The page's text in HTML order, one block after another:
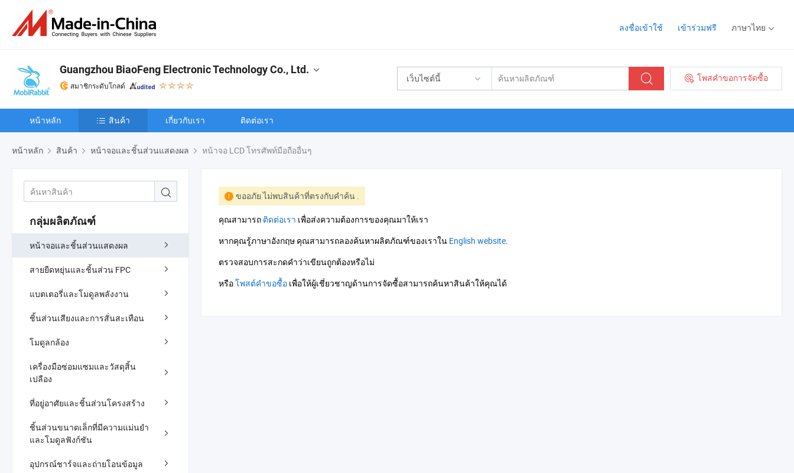
ลงชื่อเข้าใช้ เข้าร่วมฟรี ภาษาไทย
เว็บไซต์นี้ โพสคำขอการจัดซื้อ
Guangzhou BiaoFeng Electronic Technology Co., Ltd.
สมาชิกระดับโกลด์
หน้าหลัก สินค้า เกี่ยวกับเรา ติดต่อเรา
หน้าหลัก สินค้า หน้าจอและชิ้นส่วนแสดงผล หน้าจอ LCD โทรศัพท์มือถืออื่นๆ
กลุ่มผลิตภัณฑ์
หน้าจอและชิ้นส่วนแสดงผล
สายยืดหยุ่นและชิ้นส่วน FPC
แบตเตอรี่และโมดูลพลังงาน
ชิ้นส่วนเสียงและการสั่นสะเทือน
โมดูลกล้อง
เครื่องมือซ่อมแซมและวัสดุสิ้น
เปลือง
ที่อยู่อาศัยและชิ้นส่วนโครงสร้าง
ชิ้นส่วนขนาดเล็กที่มีความแม่นยำ
และโมดูลฟังก์ชัน
อุปกรณ์ชาร์จและถ่ายโอนข้อมูล
ขออภัย ไม่พบสินค้าที่ตรงกับคำค้น .
คุณสามารถ ติดต่อเรา เพื่อส่งความต้องการของคุณมาให้เรา
หากคุณรู้ภาษาอังกฤษ คุณสามารถลองค้นหาผลิตภัณฑ์ของเราใน English website.
ตรวจสอบการสะกดคำว่าเขียนถูกต้องหรือไม่
หรือโพสต์คำขอซื้อ เพื่อให้ผู้เชี่ยวชาญด้านการจัดซื้อสามารถค้นหาสินค้าให้คุณได้